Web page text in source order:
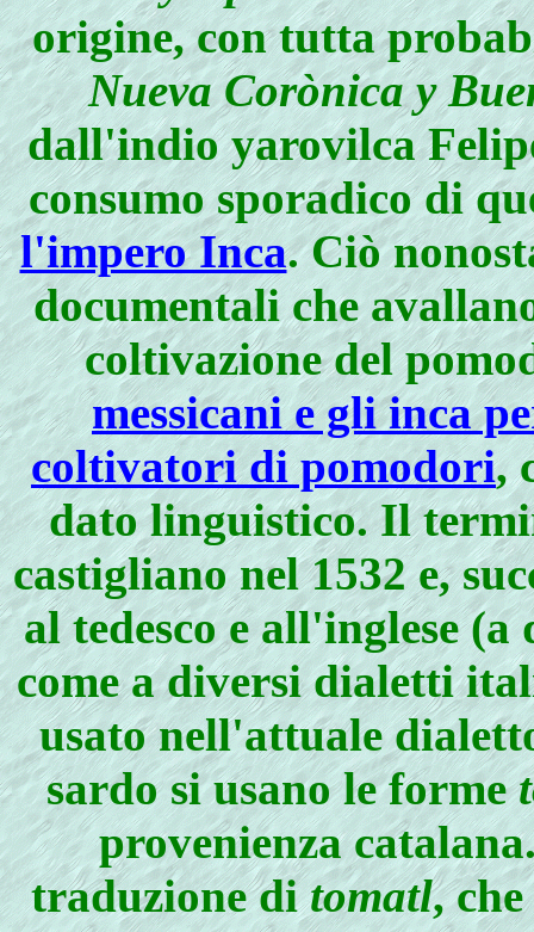
origine, con tutta
Nueva Corònica y
dall'indio yarovilca
consumo sporadico di
l'impero Inca. Ciò
documentali che
coltivazione del
messicani e gli inca
coltivatori di pomodori,
dato linguistico. Il
castigliano nel 1532 e,
al tedesco e all'inglese
come a diversi dialetti
usato nell'attuale
sardo si usano le forme
provenienza
traduzione ditomatl,